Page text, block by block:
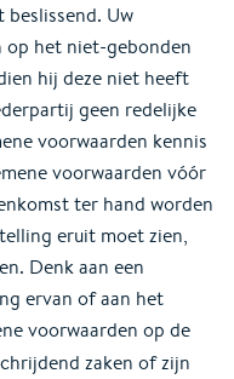
beslissend. Uw
op het niet-gebonden
hij deze niet heeft
geen redelijke
voorwaarden kennis
voorwaarden vóór
ter hand worden
eruit moet zien,
Denk aan een
ervan of aan het
voorwaarden op de
zaken of zijn